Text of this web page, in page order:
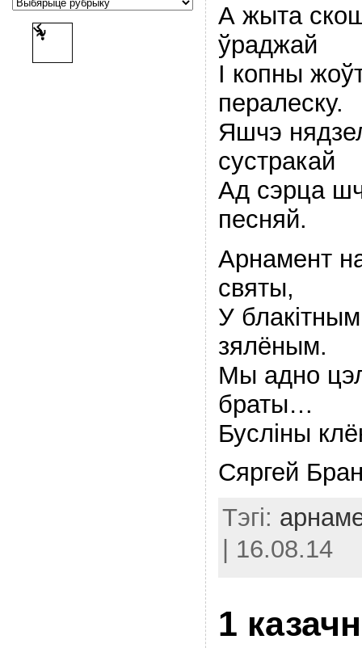
А жыта
ўраджай
I копны
пералеску.
Яшчэ
сустракай
Ад сэрца
песняй.
Арнамент
святы,
У
зялёным.
Мы адно
браты…
Буслiны
Сяргей
Тэгі:
| 16.08.14
1